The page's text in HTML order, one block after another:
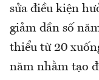
sửa điều kiện
giảm dần số
thiểu từ 20
năm nhằm tạo